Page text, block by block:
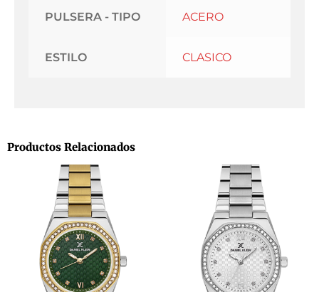
PULSERA - TIPO ACERO
ESTILO CLASICO
Productos Relacionados